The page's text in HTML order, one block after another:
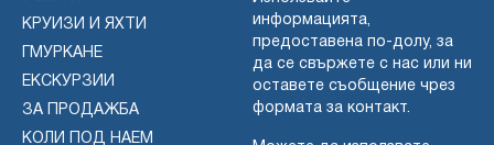
КРУИЗИ И ЯХТИ
ГМУРКАНЕ
ЕКСКУРЗИИ
ЗА ПРОДАЖБА
КОЛИ ПОД НАЕМ
информацията,
предоставена по-долу, за
да се свържете с нас или ни
оставете съобщение чрез
формата за контакт.